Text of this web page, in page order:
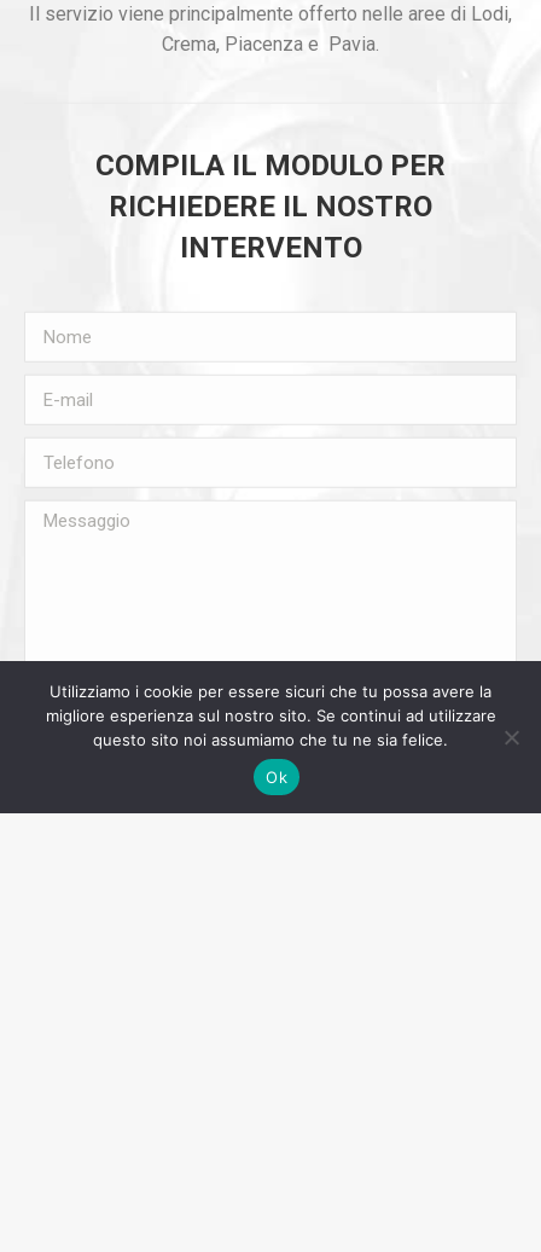
Il servizio viene principalmente offerto nelle aree di Lodi,
Crema, Piacenza e Pavia.
COMPILA IL MODULO PER
RICHIEDERE IL NOSTRO
INTERVENTO
Nome
E-mail
Telefono
Messaggio
INVIA
Utilizziamo i cookie per essere sicuri che tu possa avere la
migliore esperienza sul nostro sito. Se continui ad utilizzare
questo sito noi assumiamo che tu ne sia felice.
Ok